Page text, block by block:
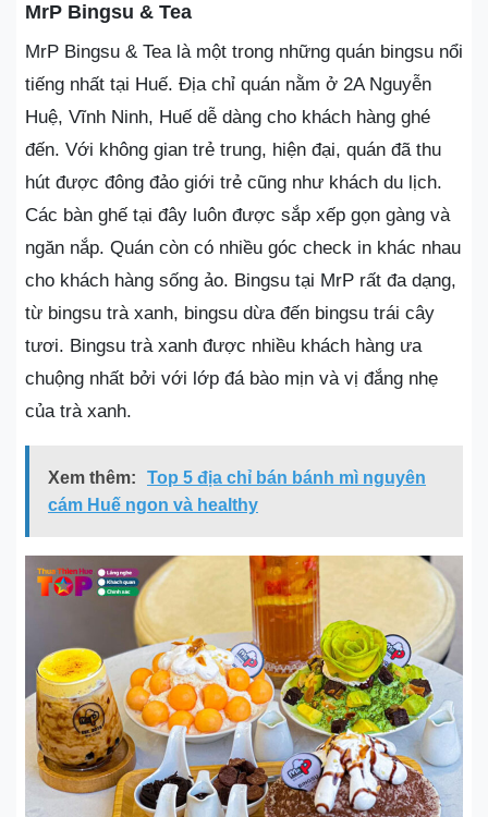
MrP Bingsu & Tea
MrP Bingsu & Tea là một trong những quán bingsu nổi
tiếng nhất tại Huế. Địa chỉ quán nằm ở 2A Nguyễn
Huệ, Vĩnh Ninh, Huế dễ dàng cho khách hàng ghé
đến. Với không gian trẻ trung, hiện đại, quán đã thu
hút được đông đảo giới trẻ cũng như khách du lịch.
Các bàn ghế tại đây luôn được sắp xếp gọn gàng và
ngăn nắp. Quán còn có nhiều góc check in khác nhau
cho khách hàng sống ảo. Bingsu tại MrP rất đa dạng,
từ bingsu trà xanh, bingsu dừa đến bingsu trái cây
tươi. Bingsu trà xanh được nhiều khách hàng ưa
chuộng nhất bởi với lớp đá bào mịn và vị đắng nhẹ
của trà xanh.
Xem thêm:
Top 5 địa chỉ bán bánh mì nguyên
cám Huế ngon và healthy